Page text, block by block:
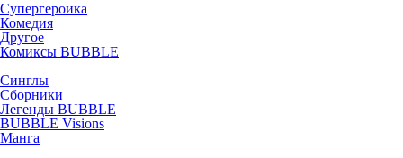
Супергероика
Комедия
Другое
Комиксы BUBBLE
Синглы
Сборники
Легенды BUBBLE
BUBBLE Visions
Манга